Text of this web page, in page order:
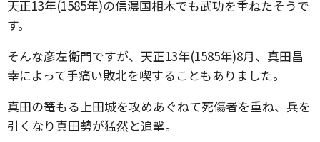
天正13年(1585年)の信濃国相木でも武功を重ねたそうで
す。
そんな彦左衛門ですが、天正13年(1585年)8月、真田昌
幸によって手痛い敗北を喫することもありました。
真田の篭もる上田城を攻めあぐねて死傷者を重ね、兵を
引くなり真田勢が猛然と追撃。